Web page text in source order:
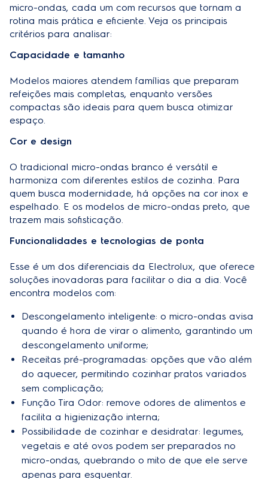
micro-ondas, cada um com recursos que tornam a
rotina mais prática e eficiente. Veja os principais
critérios para analisar:
Capacidade e tamanho
Modelos maiores atendem famílias que preparam
refeições mais completas, enquanto versões
compactas são ideais para quem busca otimizar
espaço.
Cor e design
O tradicional micro-ondas branco é versátil e
harmoniza com diferentes estilos de cozinha. Para
quem busca modernidade, há opções na cor inox e
espelhado. E os modelos de micro-ondas preto, que
trazem mais sofisticação.
Funcionalidades e tecnologias de ponta
Esse é um dos diferenciais da Electrolux, que oferece
soluções inovadoras para facilitar o dia a dia. Você
encontra modelos com:
Descongelamento inteligente: o micro-ondas avisa
quando é hora de virar o alimento, garantindo um
descongelamento uniforme;
Receitas pré-programadas: opções que vão além
do aquecer, permitindo cozinhar pratos variados
sem complicação;
Função Tira Odor: remove odores de alimentos e
facilita a higienização interna;
Possibilidade de cozinhar e desidratar: legumes,
vegetais e até ovos podem ser preparados no
micro-ondas, quebrando o mito de que ele serve
apenas para esquentar.